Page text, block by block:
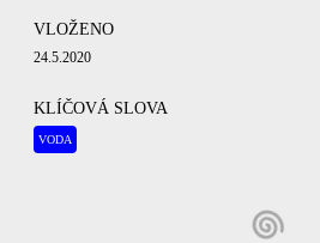
VLOŽENO
24.5.2020
KLÍČOVÁ SLOVA
VODA